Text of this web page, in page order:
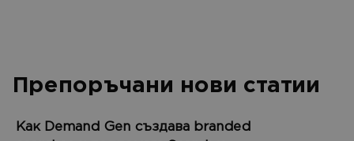
Препоръчани нови статии
Как Demand Gen създава branded